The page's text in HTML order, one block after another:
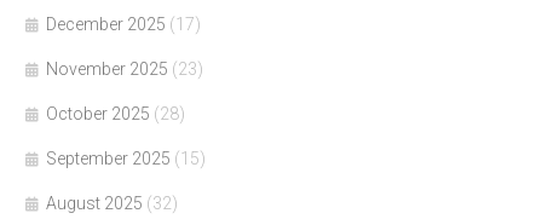
December 2025 (17)
November 2025 (23)
October 2025 (28)
September 2025 (15)
August 2025 (32)